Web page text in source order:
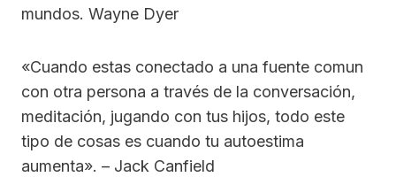
mundos. Wayne Dyer
«Cuando estas conectado a una fuente comun
con otra persona a través de la conversación,
meditación, jugando con tus hijos, todo este
tipo de cosas es cuando tu autoestima
aumenta». – Jack Canfield